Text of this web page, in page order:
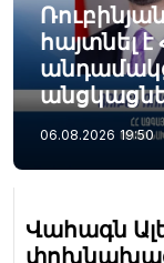
հայտնել
06.08.2026 19:50
Վահագն